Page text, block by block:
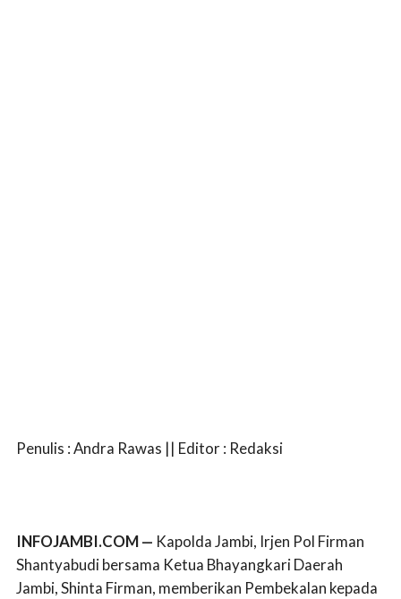
Penulis : Andra Rawas || Editor : Redaksi
INFOJAMBI.COM — Kapolda Jambi, Irjen Pol Firman
Shantyabudi bersama Ketua Bhayangkari Daerah
Jambi, Shinta Firman, memberikan Pembekalan kepada